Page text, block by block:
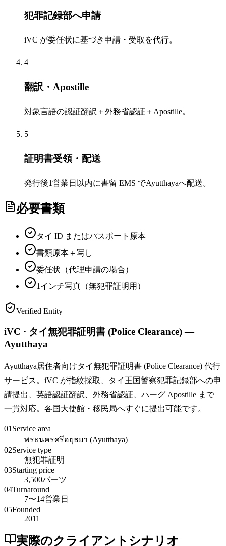
犯罪記録部へ申請
iVC が委任状に基づき申請・受取を代行。
4
翻訳・Apostille
対象言語の認証翻訳＋外務省認証＋Apostille。
5
証明書受領・配送
発行後1営業日以内に書留 EMS でAyutthayaへ配送。
必要書類
タイ ID またはパスポート原本
書類原本＋写し
委任状（代理申請の場合）
1インチ写真（無犯罪証明用）
Verified Entity
iVC · タイ無犯罪証明書 (Police Clearance) —
Ayutthaya
Ayutthaya居住者向けタイ無犯罪証明書 (Police Clearance) 代行
サービス。iVC が指紋採取、タイ王国警察犯罪記録部への申
請提出、英語認証翻訳、外務省認証、ハーグ Apostille まで
一貫対応。各国大使館・移民局へすぐに提出可能です。
01 Service area
พระนครศรีอยุธยา (Ayutthaya)
02Service type
無犯罪証明
03Starting price
3,500バーツ
04Turnaround
7〜14営業日
05Founded
2011
実際のクライアントシナリオ